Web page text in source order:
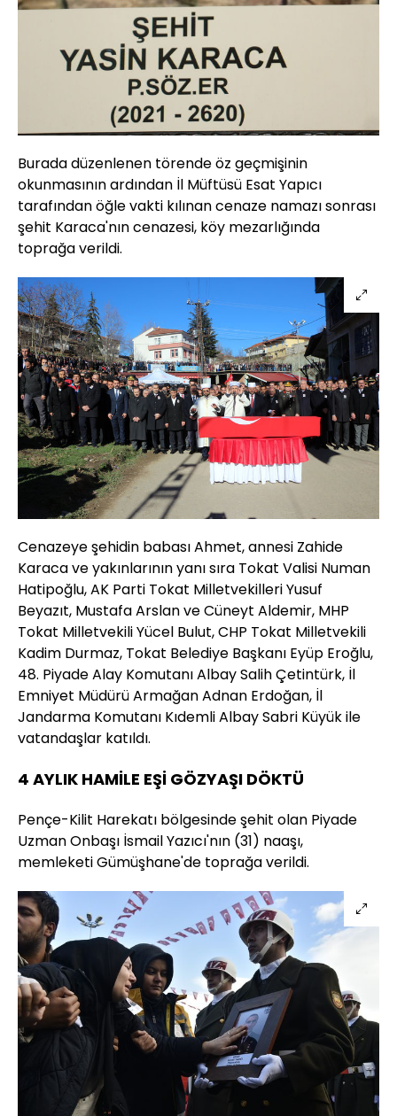
Burada düzenlenen törende öz geçmişinin
okunmasının ardından İl Müftüsü Esat Yapıcı
tarafından öğle vakti kılınan cenaze namazı sonrası
şehit Karaca'nın cenazesi, köy mezarlığında
toprağa verildi.
Cenazeye şehidin babası Ahmet, annesi Zahide
Karaca ve yakınlarının yanı sıra Tokat Valisi Numan
Hatipoğlu, AK Parti Tokat Milletvekilleri Yusuf
Beyazıt, Mustafa Arslan ve Cüneyt Aldemir, MHP
Tokat Milletvekili Yücel Bulut, CHP Tokat Milletvekili
Kadim Durmaz, Tokat Belediye Başkanı Eyüp Eroğlu,
48. Piyade Alay Komutanı Albay Salih Çetintürk, İl
Emniyet Müdürü Armağan Adnan Erdoğan, İl
Jandarma Komutanı Kıdemli Albay Sabri Küyük ile
vatandaşlar katıldı.
4 AYLIK HAMİLE EŞİ GÖZYAŞI DÖKTÜ
Pençe-Kilit Harekatı bölgesinde şehit olan Piyade
Uzman Onbaşı İsmail Yazıcı'nın (31) naaşı,
memleketi Gümüşhane'de toprağa verildi.